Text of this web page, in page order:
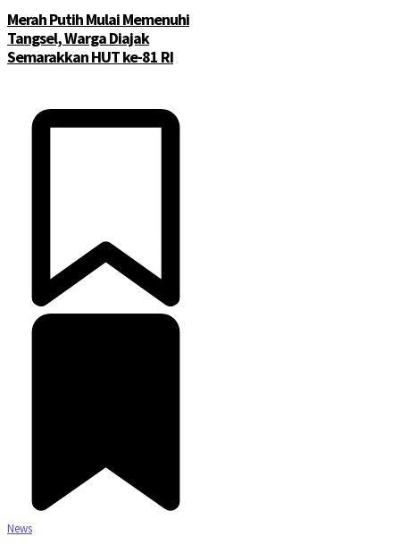
Merah Putih Mulai Memenuhi
Tangsel, Warga Diajak
Semarakkan HUT ke-81 RI
News